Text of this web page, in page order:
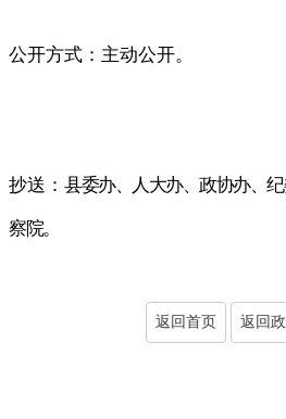
公开方式：主动公开。
抄送： 县委办、人大办、政协办、
察院。
返回首页 返回